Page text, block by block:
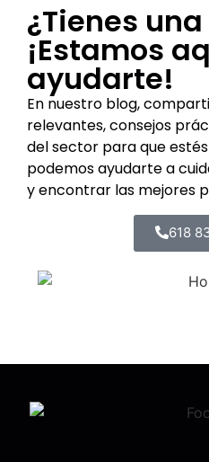
¿Tienes
¡Estamos
ayudarte!
En nuestro blog,
relevantes, consejos
del sector para que
podemos ayudarte a
y encontrar las mejores
618